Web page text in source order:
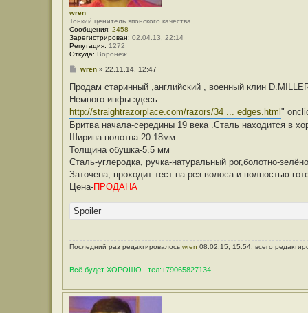
wren
Тонкий ценитель японского качества
Сообщения: 2458
Зарегистрирован: 02.04.13, 22:14
Репутация: 1272
Откуда: Воронеж
С
о
щ
е
н
и
е
wren» 22.11.14, 12:47
Продам старинный ,английский , военный клин
Немного инфы здесь
http://straightrazorplace.com/razors/34 ... edges.html "
Бритва начала-середины 19 века .Сталь находится в
Ширина полотна-20-18мм
Толщина обушка-5.5 мм
Сталь-углеродка, ручка-натуральный рог,болотно-
Заточена, проходит тест на рез волоса и полностью
Цена-ПРОДАНА
Spoiler
Последний раз редактировалось wren 08.02.15, 15:54, всего
Всё будет ХОРОШО...тел:+79065827134